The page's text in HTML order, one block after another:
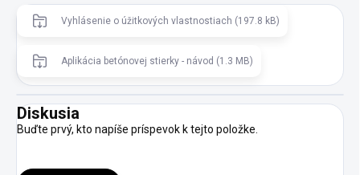
Vyhlásenie o úžitkových vlastnostiach (197.8 kB)
Aplikácia betónovej stierky - návod (1.3 MB)
Diskusia
Buďte prvý, kto napíše príspevok k tejto položke.